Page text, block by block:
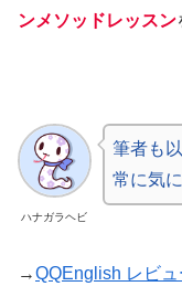
ンメソッドレッスン
ハナガラヘビ
筆者も
常に気
→QQEnglish レビュ